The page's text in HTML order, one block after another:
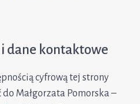
dane kontaktowe
cyfrową tej strony
Małgorzata Pomorska –